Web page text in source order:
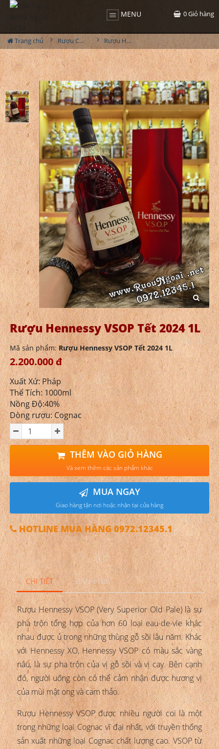
MENU 0Giỏ hàng
Trang chủ Rượu Cognac Rượu Hennessy VSOP Tết 2024 1L
Rượu Hennessy VSOP Tết 2024 1L
Mã sản phẩm:Rượu Hennessy VSOP Tết 2024 1L
2.200.000 đ
Xuất Xứ: Pháp
Thể Tích: 1000ml
Nồng Độ:40%
Dòng rượu: Cognac
THÊM VÀO GIỎ HÀNG
Và xem thêm các sản phẩm khác
MUA NGAY
Giao hàng tận nơi hoặc nhận tại cửa hàng
HOTLINE MUA HÀNG 0972.12345.1
CHI TIẾT ĐÁNH GIÁ
Rượu Hennessy VSOP (Very Superior Old Pale) là sự
pha trộn tổng hợp của hơn 60 loại eau-de-vie khác
nhau được ủ trong những thùng gỗ sồi lâu năm. Khác
với Hennessy XO, Hennessy VSOP có màu sắc vàng
nâu, là sự pha trộn của vị gỗ sồi và vị cay. Bên cạnh
đó, người uống còn có thể cảm nhận được hương vị
của mùi mật ong và cam thảo.
Rượu Hennessy VSOP được nhiều người coi là một
trong những loại Cognac vĩ đại nhất, với truyền thống
sản xuất những loại Cognac chất lượng cao. VSOP từ